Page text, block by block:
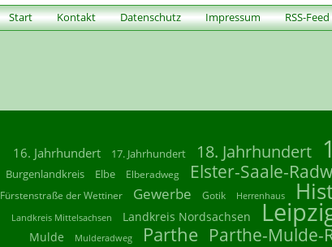
Start Kontakt Datenschutz Impressum RSS-Feed
16. Jahrhundert 17. Jahrhundert 18. Jahrhundert
Burgenlandkreis Elbe Elberadweg Elster-Saale-
Fürstenstraße der Wettiner Gewerbe Gotik Herrenhaus
Landkreis Mittelsachsen Landkreis Nordsachsen
Mulde Mulderadweg Parthe Parthe-Mulde-